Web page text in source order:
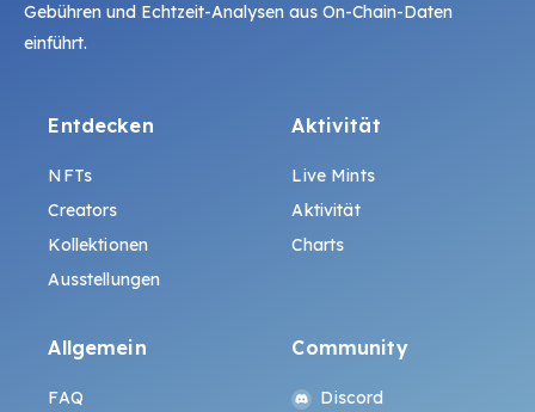
Gebühren und Echtzeit-Analysen aus On-Chain-Daten
einführt.
Entdecken
NFTs
Creators
Kollektionen
Ausstellungen
Aktivität
Live Mints
Aktivität
Charts
Allgemein
FAQ
Community
Discord